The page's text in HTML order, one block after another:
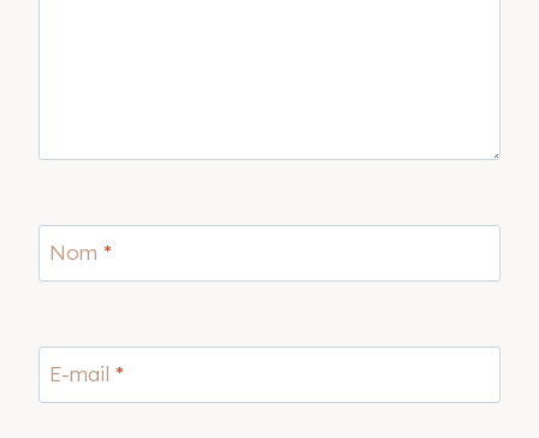
Nom *
E-mail *